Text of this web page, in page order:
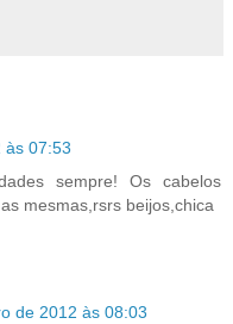
às 07:53
sempre! Os cabelos
mesmas,rsrs beijos,chica
de 2012 às 08:03